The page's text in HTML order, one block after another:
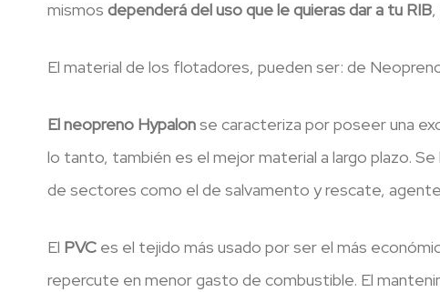
mismos dependerá del uso que le quieras dar a tu RIB
El material de los flotadores, pueden ser: de
El neopreno Hypalonse caracteriza por poseer una
lo tanto, también es el mejor material a largo plazo.
de sectores como el de salvamento y rescate,
El PVC es el tejido más usado por ser el más
repercute en menor gasto de combustible. El